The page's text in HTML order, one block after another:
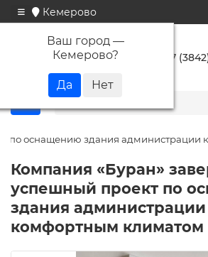
Кемерово
Ваш город —
Кемерово? +7
по оснащению здания администрации
Компания «Буран»
успешный проект по
здания администрации
комфортным климатом